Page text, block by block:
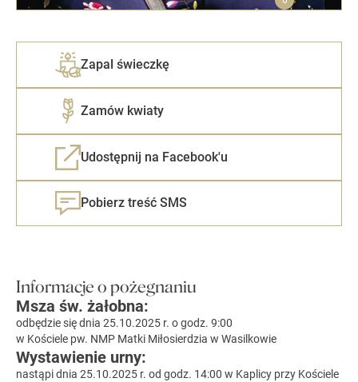
Zapal świeczkę
Zamów kwiaty
Udostępnij na Facebook'u
Pobierz treść SMS
Informacje o pożegnaniu
Msza św. żałobna:
odbędzie się dnia 25.10.2025 r. o godz. 9:00
w Kościele pw. NMP Matki Miłosierdzia w Wasilkowie
Wystawienie urny:
nastąpi dnia 25.10.2025 r. od godz. 14:00 w Kaplicy przy Kościele